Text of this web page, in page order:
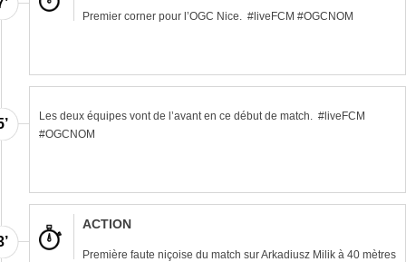
Premier corner pour l’OGC Nice. #liveFCM #OGCNOM
Les deux équipes vont de l’avant en ce début de match. #liveFCM
#OGCNOM
ACTION
Première faute niçoise du match sur Arkadiusz Milik à 40 mètres